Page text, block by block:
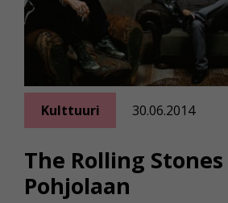
The Rolling
Pohjolaan
Kulttuuri 30.06.2014